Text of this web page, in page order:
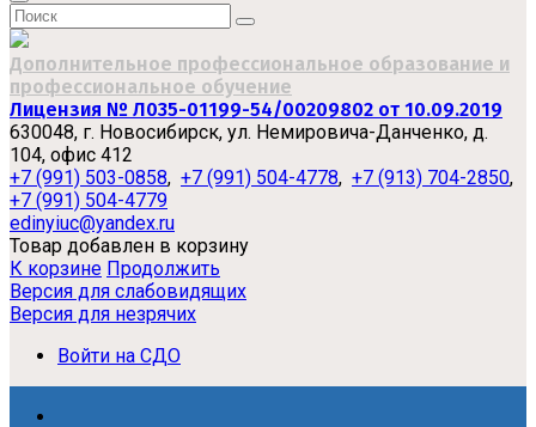
Дополнительное профессиональное образование и
профессиональное обучение
Лицензия № Л035-01199-54/00209802 от 10.09.2019
630048, г. Новосибирск, ул. Немировича-Данченко, д.
104, офис 412
+7 (991) 503-0858, +7 (991) 504-4778, +7 (913) 704-2850,
+7 (991) 504-4779
edinyiuc@yandex.ru
Товар добавлен в корзину
К корзине Продолжить
Версия для слабовидящих
Версия для незрячих
Войти на СДО